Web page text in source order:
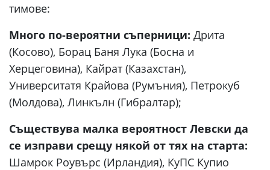
тимове:
Много по-вероятни съперници: Дрита
(Косово), Борац Баня Лука (Босна и
Херцеговина), Кайрат (Казахстан),
Университатя Крайова (Румъния), Петрокуб
(Молдова), Линкълн (Гибралтар);
Съществува малка вероятност Левски да
се изправи срещу някой от тях на старта:
Шамрок Роувърс (Ирландия), КуПС Купио